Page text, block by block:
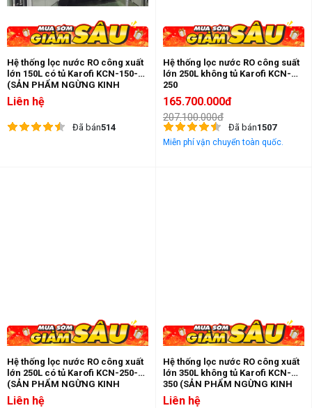
Hệ thống lọc nước RO công xuất
lớn 150L có tủ Karofi KCN-150-T
(SẢN PHẨM NGỪNG KINH
DOANH)
Liên hệ
Đã bán514
Hệ thống lọc nước RO công suất
lớn 250L không tủ Karofi KCN-
250
165.700.000đ
207.100.000đ
Đã bán1507
Miễn phí vận chuyển toàn quốc.
Hệ thống lọc nước RO công xuất
lớn 250L có tủ Karofi KCN-250-T
(SẢN PHẨM NGỪNG KINH
DOANH)
Liên hệ
Hệ thống lọc nước RO công xuất
lớn 350L không tủ Karofi KCN-
350 (SẢN PHẨM NGỪNG KINH
DOANH)
Liên hệ